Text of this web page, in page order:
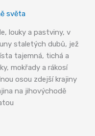
světa
louky a pastviny, v
staletých dubů, jež
tajemná, tichá a
mokřady a rákosí
osou zdejší krajiny
na jihovýchodě